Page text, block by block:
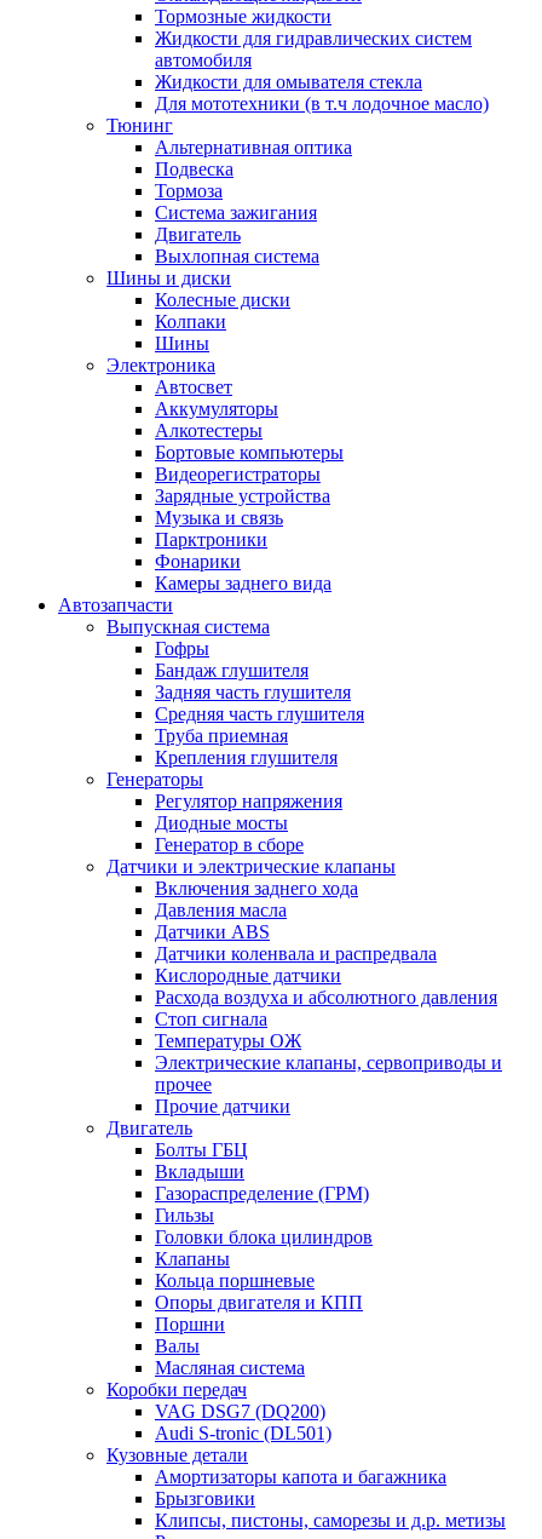
Тормозные жидкости
Жидкости для гидравлических систем
автомобиля
Жидкости для омывателя стекла
Для мототехники (в т.ч лодочное масло)
Тюнинг
Альтернативная оптика
Подвеска
Тормоза
Система зажигания
Двигатель
Выхлопная система
Шины и диски
Колесные диски
Колпаки
Шины
Электроника
Автосвет
Аккумуляторы
Алкотестеры
Бортовые компьютеры
Видеорегистраторы
Зарядные устройства
Музыка и связь
Парктроники
Фонарики
Камеры заднего вида
Автозапчасти
Выпускная система
Гофры
Бандаж глушителя
Задняя часть глушителя
Средняя часть глушителя
Труба приемная
Крепления глушителя
Генераторы
Регулятор напряжения
Диодные мосты
Генератор в сборе
Датчики и электрические клапаны
Включения заднего хода
Давления масла
Датчики ABS
Датчики коленвала и распредвала
Кислородные датчики
Расхода воздуха и абсолютного давления
Стоп сигнала
Температуры ОЖ
Электрические клапаны, сервоприводы и
прочее
Прочие датчики
Двигатель
Болты ГБЦ
Вкладыши
Газораспределение (ГРМ)
Гильзы
Головки блока цилиндров
Клапаны
Кольца поршневые
Опоры двигателя и КПП
Поршни
Валы
Масляная система
Коробки передач
VAG DSG7 (DQ200)
Audi S-tronic (DL501)
Кузовные детали
Амортизаторы капота и багажника
Брызговики
Клипсы, пистоны, саморезы и д.р. метизы